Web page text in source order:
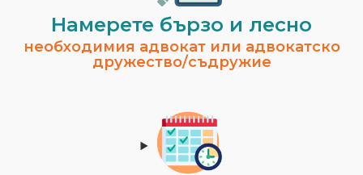
Намерете бързо и лесно
необходимия адвокат или адвокатско
дружество/съдружие